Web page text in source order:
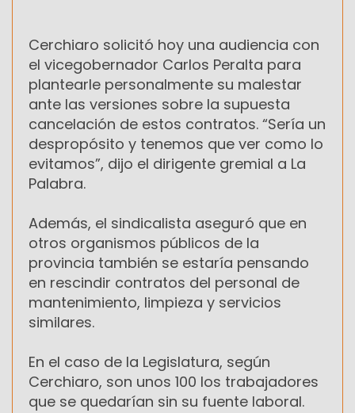
Cerchiaro solicitó hoy una audiencia con
el vicegobernador Carlos Peralta para
plantearle personalmente su malestar
ante las versiones sobre la supuesta
cancelación de estos contratos. “Sería un
despropósito y tenemos que ver como lo
evitamos”, dijo el dirigente gremial a La
Palabra.
Además, el sindicalista aseguró que en
otros organismos públicos de la
provincia también se estaría pensando
en rescindir contratos del personal de
mantenimiento, limpieza y servicios
similares.
En el caso de la Legislatura, según
Cerchiaro, son unos 100 los trabajadores
que se quedarían sin su fuente laboral.